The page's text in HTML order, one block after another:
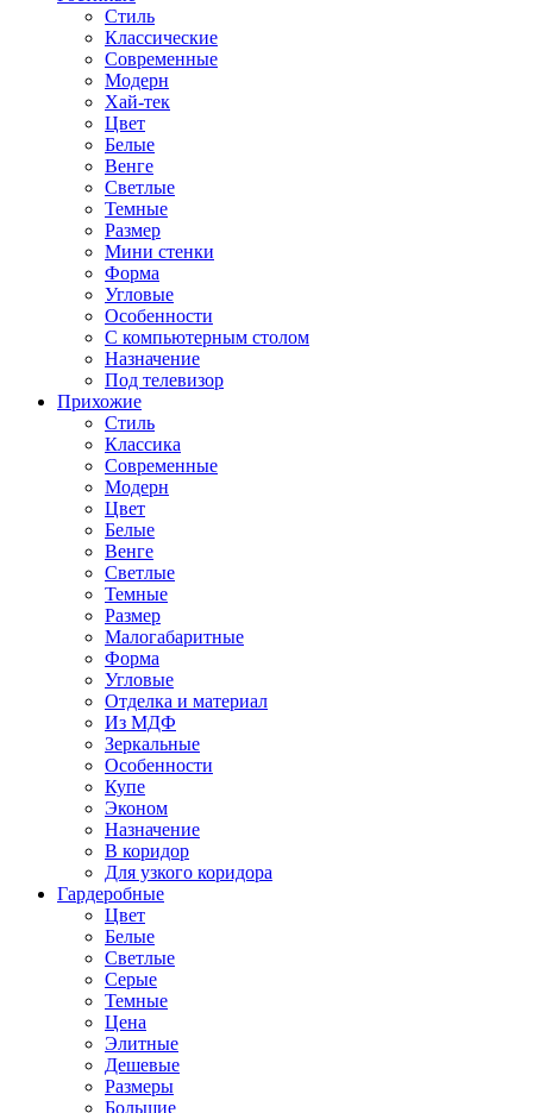
Стиль
Классические
Современные
Модерн
Хай-тек
Цвет
Белые
Венге
Светлые
Темные
Размер
Мини стенки
Форма
Угловые
Особенности
С компьютерным столом
Назначение
Под телевизор
Прихожие
Стиль
Классика
Современные
Модерн
Цвет
Белые
Венге
Светлые
Темные
Размер
Малогабаритные
Форма
Угловые
Отделка и материал
Из МДФ
Зеркальные
Особенности
Купе
Эконом
Назначение
В коридор
Для узкого коридора
Гардеробные
Цвет
Белые
Светлые
Серые
Темные
Цена
Элитные
Дешевые
Размеры
Большие